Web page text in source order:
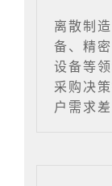
离散制
备、精
设备等
采购决
户需求